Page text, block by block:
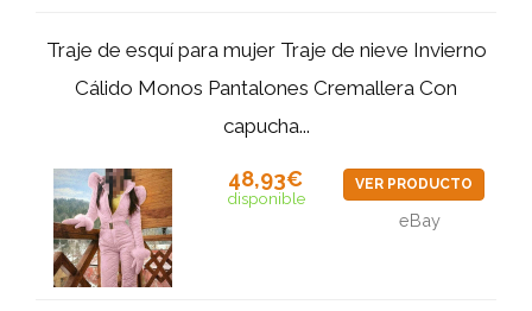
Traje de esquí para mujer Traje de nieve Invierno
Cálido Monos Pantalones Cremallera Con
capucha...
48,93€
disponible
VER PRODUCTO
eBay